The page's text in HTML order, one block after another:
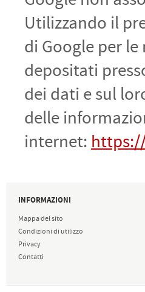
Utilizzando il
di Google per
depositati
dei dati e sul
delle
internet:
INFORMAZIONI
Mappa del sito
Condizioni di utilizzo
Privacy
Contatti